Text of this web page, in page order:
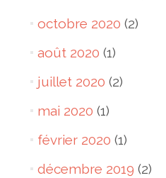
octobre 2020 (2)
août 2020 (1)
juillet 2020 (2)
mai 2020 (1)
février 2020 (1)
décembre 2019 (2)